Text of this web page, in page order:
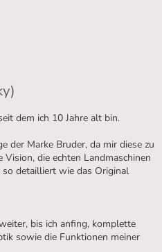
dem ich 10 Jahre alt bin.
der Marke Bruder, da mir diese zu
die echten Landmaschinen
detailliert wie das Original
bis ich anfing, komplette
sowie die Funktionen meiner